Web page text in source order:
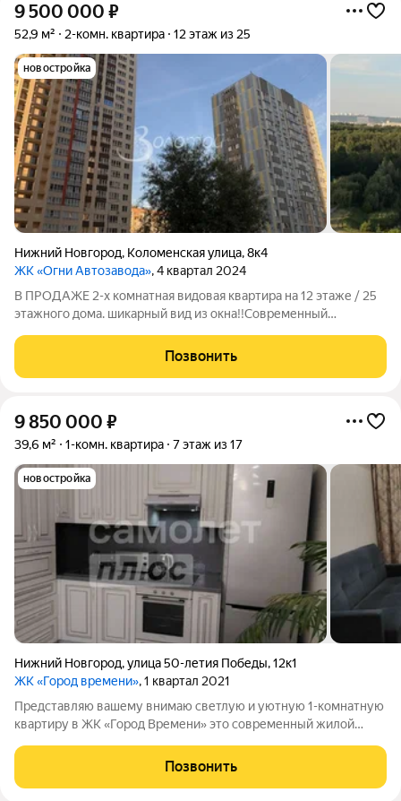
9 500 000 ₽
52,9 м² 2-комн. квартира 12 этаж из 25
новостройка
Нижний Новгород, Коломенская улица,8к4
ЖК «Огни Автозавода», 4 квартал 2024
В ПРОДАЖE 2-x комнатная видовая квартира на 12 этаже / 25
этажного дома. шикарный вид из окна!!Современный
(предчистовая). ( стены выровнены, стяжка на полу,
разведенная электрика) идеально
Позвонить
9 850 000 ₽
39,6 м² 1-комн. квартира 7 этаж из 17
новостройка
Нижний Новгород,улица 50-летия Победы,12к1
ЖК «Город времени», 1 квартал 2021
Представляю вашему внимаю светлую и уютную 1-комнатную
квартиру в ЖК «Город Времени» это современный жилой
летия Победы, в Московском районе. Квартира площадью 40,5
кв, на 7 этажe 17 этажного
Позвонить